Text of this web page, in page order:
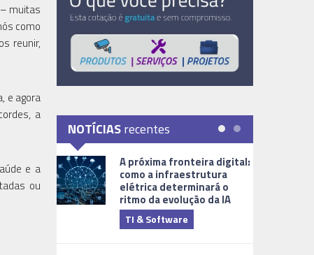
muitas
como
reunir,
e agora
a
e a
ou
NOTÍCIASrecentes
A próxima fronteira digital:
como a infraestrutura
elétrica determinará o
ritmo da evolução da IA
TI & Software